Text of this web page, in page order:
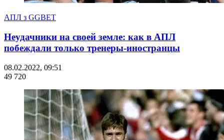
АПЛ з GGBET
Неудачники на своей земле: как в АПЛ
побеждали только тренеры-иностранцы
08.02.2022, 09:51
49 720